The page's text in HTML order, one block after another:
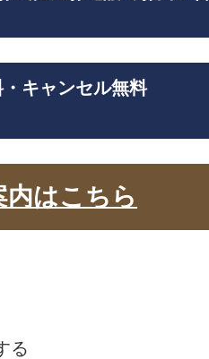
キャンセル無料
はこちら
る